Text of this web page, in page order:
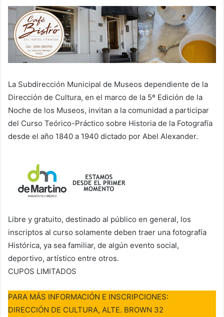
La Subdirección Municipal de Museos dependiente de la
Dirección de Cultura, en el marco de la 5º Edición de la
Noche de los Museos, invitan a la comunidad a participar
del Curso Teórico-Práctico sobre Historia de la Fotografía
desde el año 1840 a 1940 dictado por Abel Alexander.
Libre y gratuito, destinado al público en general, los
inscriptos al curso solamente deben traer una fotografía
Histórica, ya sea familiar, de algún evento social,
deportivo, artístico entre otros.
CUPOS LIMITADOS
PARA MÁS INFORMACIÓN E INSCRIPCIONES:
DIRECCIÓN DE CULTURA, ALTE. BROWN 32